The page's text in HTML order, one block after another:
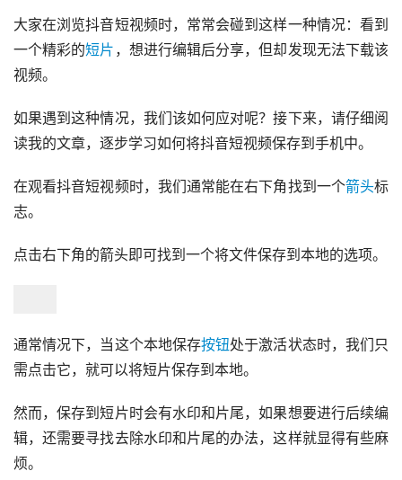
大家在浏览抖音短视频时，常常会碰到这样一种情况：看到
一个精彩的短片，想进行编辑后分享，但却发现无法下载该
视频。
如果遇到这种情况，我们该如何应对呢？接下来，请仔细阅
读我的文章，逐步学习如何将抖音短视频保存到手机中。
在观看抖音短视频时，我们通常能在右下角找到一个箭头标
志。
点击右下角的箭头即可找到一个将文件保存到本地的选项。
通常情况下，当这个本地保存按钮处于激活状态时，我们只
需点击它，就可以将短片保存到本地。
然而，保存到短片时会有水印和片尾，如果想要进行后续编
辑，还需要寻找去除水印和片尾的办法，这样就显得有些麻
烦。